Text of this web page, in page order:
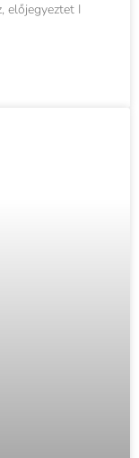
előjegyeztet I